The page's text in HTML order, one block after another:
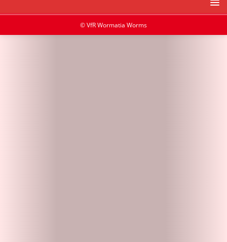
© VfR Wormatia Worms